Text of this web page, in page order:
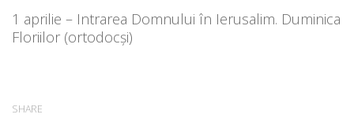
1 aprilie – Intrarea Domnului în Ierusalim. Duminica
Floriilor (ortodocși)
SHARE